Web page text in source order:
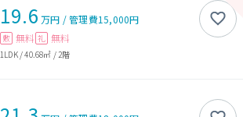
19.6 万円 /管理費15,000円
敷 無料 礼 無料
1LDK/40.68㎡ / 2階